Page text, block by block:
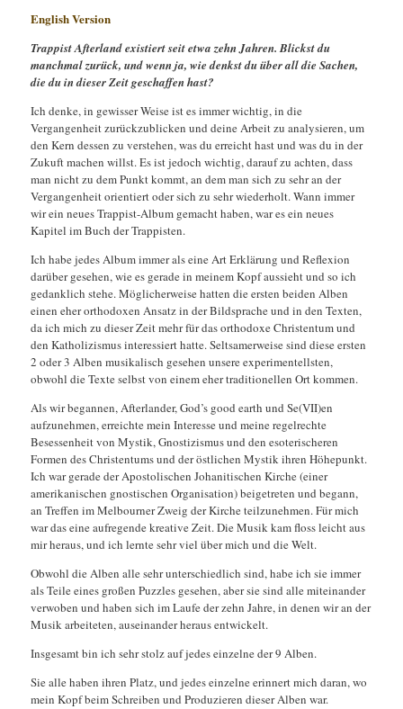
English Version
Trappist Afterland existiert seit etwa zehn Jahren. Blickst du
manchmal zurück, und wenn ja, wie denkst du über all die Sachen,
die du in dieser Zeit geschaffen hast?
Ich denke, in gewisser Weise ist es immer wichtig, in die
Vergangenheit zurückzublicken und deine Arbeit zu analysieren, um
den Kern dessen zu verstehen, was du erreicht hast und was du in der
Zukuft machen willst. Es ist jedoch wichtig, darauf zu achten, dass
man nicht zu dem Punkt kommt, an dem man sich zu sehr an der
Vergangenheit orientiert oder sich zu sehr wiederholt. Wann immer
wir ein neues Trappist-Album gemacht haben, war es ein neues
Kapitel im Buch der Trappisten.
Ich habe jedes Album immer als eine Art Erklärung und Reflexion
darüber gesehen, wie es gerade in meinem Kopf aussieht und so ich
gedanklich stehe. Möglicherweise hatten die ersten beiden Alben
einen eher orthodoxen Ansatz in der Bildsprache und in den Texten,
da ich mich zu dieser Zeit mehr für das orthodoxe Christentum und
den Katholizismus interessiert hatte. Seltsamerweise sind diese ersten
2 oder 3 Alben musikalisch gesehen unsere experimentellsten,
obwohl die Texte selbst von einem eher traditionellen Ort kommen.
Als wir begannen, Afterlander, God’s good earth und Se(VII)en
aufzunehmen, erreichte mein Interesse und meine regelrechte
Besessenheit von Mystik, Gnostizismus und den esoterischeren
Formen des Christentums und der östlichen Mystik ihren Höhepunkt.
Ich war gerade der Apostolischen Johanitischen Kirche (einer
amerikanischen gnostischen Organisation) beigetreten und begann,
an Treffen im Melbourner Zweig der Kirche teilzunehmen. Für mich
war das eine aufregende kreative Zeit. Die Musik kam floss leicht aus
mir heraus, und ich lernte sehr viel über mich und die Welt.
Obwohl die Alben alle sehr unterschiedlich sind, habe ich sie immer
als Teile eines großen Puzzles gesehen, aber sie sind alle miteinander
verwoben und haben sich im Laufe der zehn Jahre, in denen wir an der
Musik arbeiteten, auseinander heraus entwickelt.
Insgesamt bin ich sehr stolz auf jedes einzelne der 9 Alben.
Sie alle haben ihren Platz, und jedes einzelne erinnert mich daran, wo
mein Kopf beim Schreiben und Produzieren dieser Alben war.